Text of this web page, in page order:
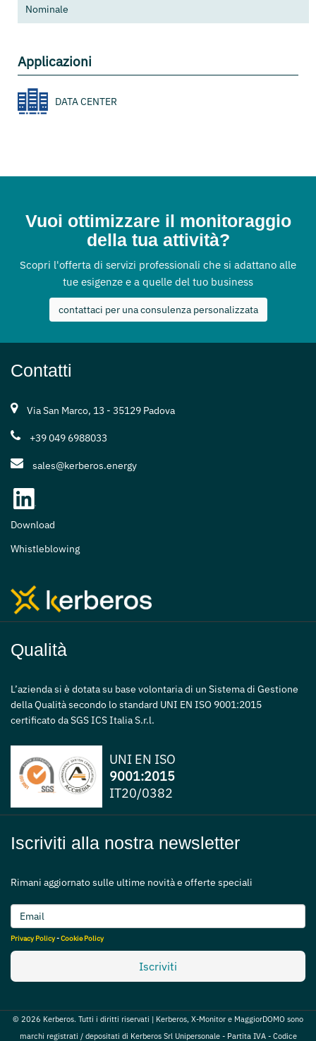
Nominale
Applicazioni
DATA CENTER
Vuoi ottimizzare il monitoraggio
della tua attività?
Scopri l'offerta di servizi professionali che si adattano alle
tue esigenze e a quelle del tuo business
contattaci per una consulenza personalizzata
Contatti
Via San Marco, 13 - 35129 Padova
+39 049 6988033
sales@kerberos.energy
Download
Whistleblowing
Qualità
L’azienda si è dotata su base volontaria di un Sistema di Gestione
della Qualità secondo lo standard UNI EN ISO 9001:2015
certificato da SGS ICS Italia S.r.l.
UNI EN ISO
9001:2015
IT20/0382
Iscriviti alla nostra newsletter
Rimani aggiornato sulle ultime novità e offerte speciali
Privacy Policy-Cookie Policy
Iscriviti
© 2026 Kerberos. Tutti i diritti riservati | Kerberos, X-Monitor e MaggiorDOMO sono
marchi registrati / depositati di Kerberos Srl Unipersonale - Partita IVA - Codice